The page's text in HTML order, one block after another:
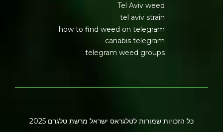
Tel Aviv weed
tel aviv strain
how to find weed on telegram
canabis telegram
telegram weed groups
כל הזכויות שמורות לטלגראס ישראל מרשת טלגרם 2025